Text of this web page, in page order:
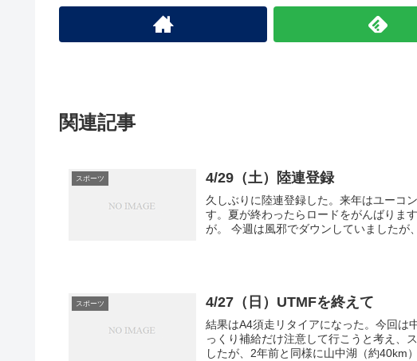
関連記事
スポーツ 4/29（土）陸連登録
久しぶりに陸連登録した。来年はユーコ
す。夏が終わったらロードをがんばりま
が。 今週は風邪でダウンしていましたが
スポーツ 4/27（日）UTMFを終えて
結果はA4須走リタイアになった。今回は
っくり補給だけ注意して行こうと考え、
したが、2年前と同様に山中湖（約40km